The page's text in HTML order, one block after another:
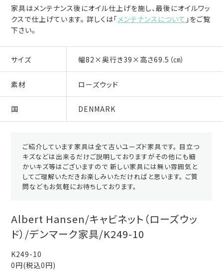
家具はメンテナンス後にオイル仕上げを施し、最後にオイルワッ
クスで仕上げています。 詳しくは「メンテナンスについて 」をご覧
下さい。
サイズ 幅82×奥行き39×高さ69.5（㎝）
素材 ローズウッド
国 DENMARK
ご紹介しています家具は全て古いユーズド家具です。 目立つ
キズなどは出来るだけご説明しておりますがその他にも細
かいキズ等はございますので 新しい家具には無い雰囲気と
してご理解いただきお楽しみいただければと思います。 ご質
問などもお気軽にお待ちしております。
Albert Hansen/キャビネット（ローズウッ
ド）/デンマーク家具/K249-10
K249-10
0円(税込0円)